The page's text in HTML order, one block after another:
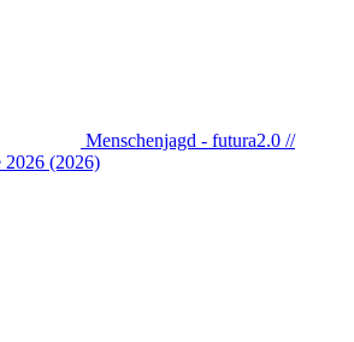
Menschenjagd - futura2.0 //
(2026)